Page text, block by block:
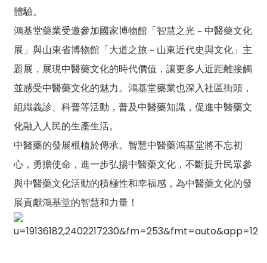
體驗。
鴻基堂藥業受邀參加國家博物館「智慧之光－中醫藥文化
展」與山東省博物館「大道之旅－山東近代史與文化」主
題展，展現中醫藥文化的時代價值，讓更多人近距離接觸
並感受中醫藥文化的魅力。鴻基堂藥業也深入社區街頭，
組織義診、科普等活動，普及中醫藥知識，促進中醫藥文
化融入人民的生產生活。
中醫藥的發展根植於傳承。智慧中醫藥鴻基堂將不忘初
心，勇擔使命，進一步弘揚中醫藥文化，不斷提升民眾參
與中醫藥文化活動的積極性和幸福感，為中醫藥文化的發
展貢獻鴻基堂的智慧和力量！